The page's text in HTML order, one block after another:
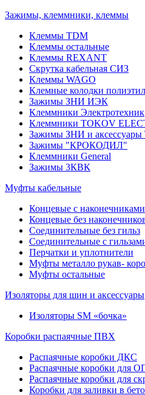
Зажимы, клеммники, клеммы
Клеммы TDM
Клеммы остальные
Клеммы REXANT
Скрутка кабельная СИЗ
Клеммы WAGO
Клемные колодки
Зажимы ЗНИ ИЭК
Клеммники Электротехник
Клеммники TOKOV
Зажимы ЗНИ и аксессуары
Зажимы "КРОКОДИЛ"
Клеммники General
Зажимы 3КВК
Муфты кабельные
Концевые с наконечниками
Концевые без
Соединительные без гильз
Соединительные с
Перчатки и уплотнители
Муфты металло рукав-
Муфты остальные
Изоляторы для шин и аксессуары
Изоляторы SM «бочка»
Коробки распаячные ПВХ
Распаячные коробки ДКС
Распаячные коробки для
Распаячные коробки для
Коробки для заливки в